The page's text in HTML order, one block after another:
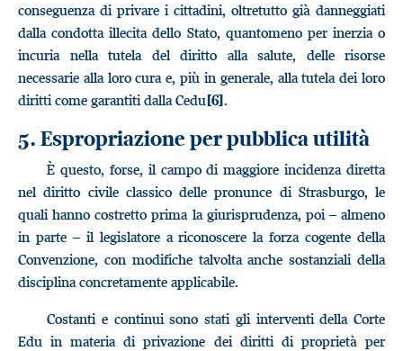
conseguenza di privare i cittadini, oltretutto già danneggiati
dalla condotta illecita dello Stato, quantomeno per inerzia o
incuria nella tutela del diritto alla salute, delle risorse
necessarie alla loro cura e, più in generale, alla tutela dei loro
diritti come garantiti dalla Cedu[6].
5. Espropriazione per pubblica utilità
È questo, forse, il campo di maggiore incidenza diretta
nel diritto civile classico delle pronunce di Strasburgo, le
quali hanno costretto prima la giurisprudenza, poi – almeno
in parte – il legislatore a riconoscere la forza cogente della
Convenzione, con modifiche talvolta anche sostanziali della
disciplina concretamente applicabile.
Costanti e continui sono stati gli interventi della Corte
Edu in materia di privazione dei diritti di proprietà per